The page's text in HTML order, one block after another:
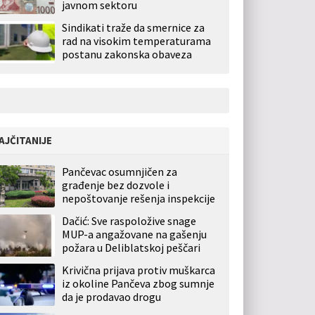
javnom sektoru
Sindikati traže da smernice za
rad na visokim temperaturama
postanu zakonska obaveza
Pančevac osumnjičen za
građenje bez dozvole i
nepoštovanje rešenja inspekcije
Dačić: Sve raspoložive snage
MUP-a angažovane na gašenju
požara u Deliblatskoj peščari
Krivična prijava protiv muškarca
iz okoline Pančeva zbog sumnje
da je prodavao drogu